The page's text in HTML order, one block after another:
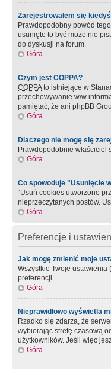
Zarejestrowałem się
Prawdopodobny powód
usunięte to być może nie
do dyskusji na forum.
Góra
Czym jest COPPA?
COPPAto istniejące w
przechowywanie w/w
pamiętać, że ani phpBB
Góra
Dlaczego nie mogę się
Prawdopodobnie właściciel
Góra
Co spowoduje "Usunięcie
“Usuń cookies utworzone
nieprzeczytanych postów.
Góra
Preferencje i
Jak mogę zmienić moje
Wszystkie Twoje
preferencji.
Góra
Nieprawidłowo wyświetla
Rzadko się zdarza, że
wybierając strefę czasową
użytkowników. Jeśli więc
Góra